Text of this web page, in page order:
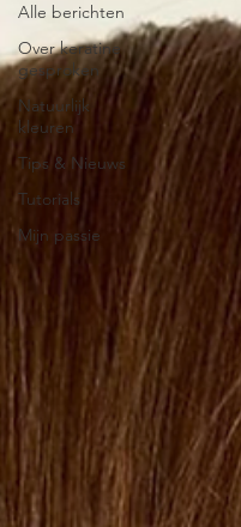
Alle berichten
Over keratine
gesproken
Natuurlijk
kleuren
Tips & Nieuws
Tutorials
Mijn passie